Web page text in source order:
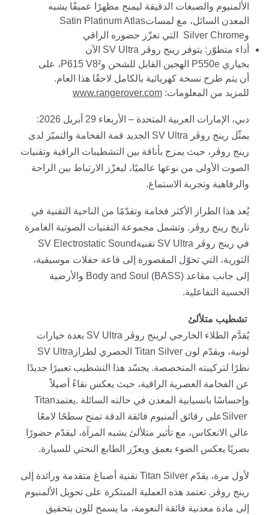
الألمنيوم والصبغات الدقيقة ليمنح مظهرًا عميقًا يشبه
المعدن السائل، مع لمساتSatin Platinum Atlas
وSilver Chrome
التي تعزّز حضوره الراقي
أداء متطوّر: يتوفر رينج روڤر SV Ultra الآن
بخياري P550e الهجين القابل للشحن وP615 V8²، على
أن يتم طرح نسخة كهربائية بالكامل لاحقًا هذا العام.
للمزيد من المعلومات: www.rangerover.com
دبي، الإمارات العربية المتحدة – الأربعاء 29 أبريل 2026:
يمثّل رينج روڤر SV Ultra الجديد قمة الفخامة والتميّز لدى
رينج روڤر، حيث يمزج بأناقة بين التشطيبات الراقية وتقنيات
الصوت الأولى من نوعها عالميًا، ليعزّز الارتباط بين الراحة
والرفاهية وتجربة الاستماع.
يُعد هذا الطراز الأكثر فخامة وتقدّمًا من الناحية التقنية في
تاريخ رينج روڤر. وتشمل مجموعة التقنيات الصوتية الغامرة
في رينج روڤر SV Ultra تقنيةSV Electrostatic Sound
الثورية، التي تحوّل المقصورة إلى قاعة حفلات موسيقية،
إلى جانب مقاعد Body and Soul (BASS) والأرضية
الحسية التفاعلية.
تشطيب متلألئ
يُقدَّم الطلاء الخارجي لرينج روڤر SV Ultra بعدة خيارات
لونية، ويقدّم لون Titan Silver الحصري لطراز SV Ultra
نظرًا لتركيبته المتخصصة. يجسّد هذا التشطيب تعبيرًا جديدًا
عن الفخامة العصرية الراقية، حيث يعكس نقاءً أصيلاً
وإحساسًا بانسيابية المعدن في حالته السائلة .يعتمدTitan
Silverعلى رقائق ألمنيوم فائقة الدقة تمنح سطحًا لامعًا
عالي الانعكاس، مع تأثير متلألئ يشبه المرآة، ليقدّم حضورًا
بصريًا يعكس الضوء بعمق ويعزّز الطابع النحتي للسيارة.
لأول مرة، يقدّم Titan Silver تقنية أصباغ متقدمة ورائدة إلى
رينج روڤر. تعتمد هذه العملية المبتكرة على تحويل الألمنيوم
إلى مادة معدنية فائقة النعومة، ما يسمح للون بتحقيق